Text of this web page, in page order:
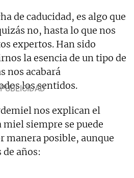
de caducidad, es algo que
no, hasta lo que nos
expertos. Han sido
la esencia de un tipo de
nos acabará
los sentidos.
nos explican el
siempre se puede
manera posible, aunque
años: